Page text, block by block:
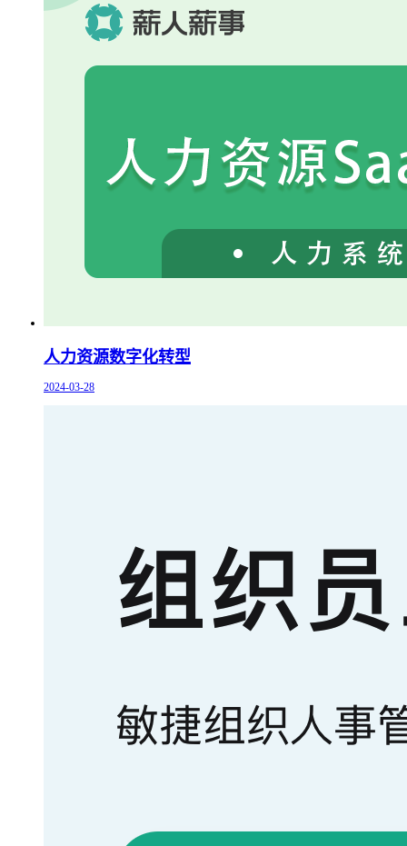
人力资源数字化转型
2024-03-28